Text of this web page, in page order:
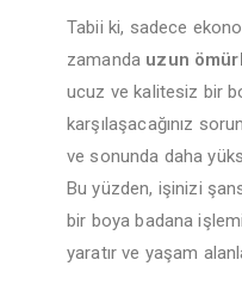
Tabii ki, sadece
zamanda uzun
ucuz ve kalitesiz bir
karşılaşacağınız
ve sonunda daha
Bu yüzden, işinizi
bir boya badana
yaratır ve yaşam